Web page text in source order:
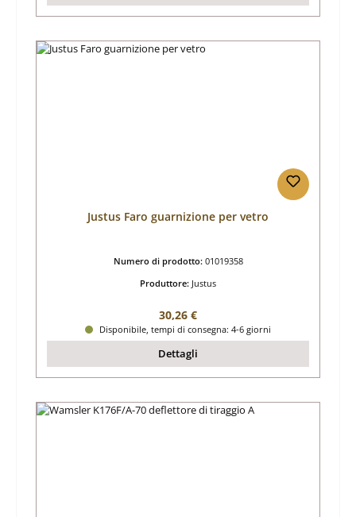
Justus Faro guarnizione per vetro
Numero di prodotto: 01019358
Produttore: Justus
Prezzo normale:
30,26 €
Disponibile, tempi di consegna: 4-6 giorni
Dettagli